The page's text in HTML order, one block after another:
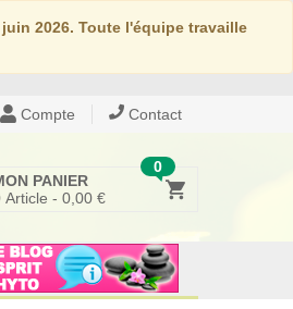
2026. Toute l'équipe travaille
Compte Contact
0
PANIER
Article - 0,00 €